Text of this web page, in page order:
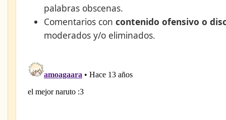
palabras obscenas.
Comentarios con contenido ofensivo o
moderados y/o eliminados.